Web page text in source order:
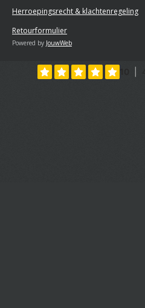
Herroepingsrecht & klachtenregeling
Retourformulier
Powered by JouwWeb